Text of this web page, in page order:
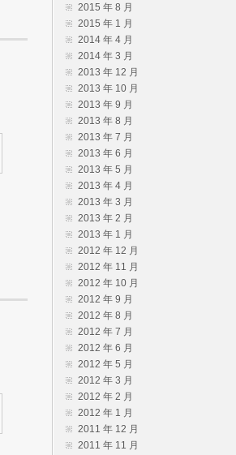
2015 年 8 月
2015 年 1 月
2014 年 4 月
2014 年 3 月
2013 年 12 月
2013 年 10 月
2013 年 9 月
2013 年 8 月
2013 年 7 月
2013 年 6 月
2013 年 5 月
2013 年 4 月
2013 年 3 月
2013 年 2 月
2013 年 1 月
2012 年 12 月
2012 年 11 月
2012 年 10 月
2012 年 9 月
2012 年 8 月
2012 年 7 月
2012 年 6 月
2012 年 5 月
2012 年 3 月
2012 年 2 月
2012 年 1 月
2011 年 12 月
2011 年 11 月